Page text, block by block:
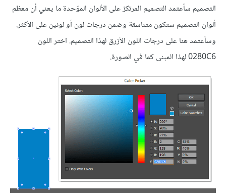
التصميم سأعتمد التصميم المرتكز على الألوان الموّحدة ما يعني أن معظم
ألوان التصميم ستكون متناسقة وضمن درجات لون أو لونين على الأكثر.
وسأعتمد هنا على درجات اللون الأزرق لهذا التصميم. اختر اللون
0280C6 لهذا المبنى كما في الصورة.